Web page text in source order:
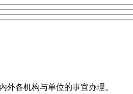
外各机构与单位的事宜办理。